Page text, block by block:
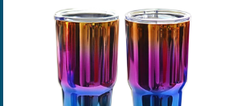
กระติก
กระบอกน้ำ
flask vacuum